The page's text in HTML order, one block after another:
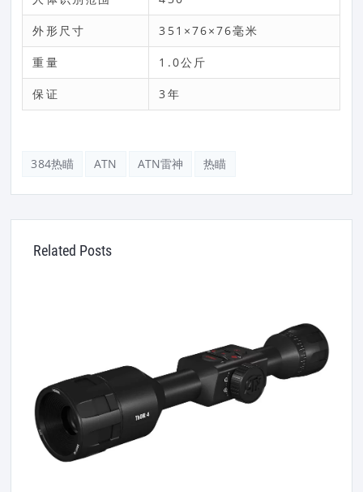
外形尺寸 351×76×76毫米
重量 1.0公斤
保证 3年
384热瞄 ATN ATN雷神 热瞄
Related Posts